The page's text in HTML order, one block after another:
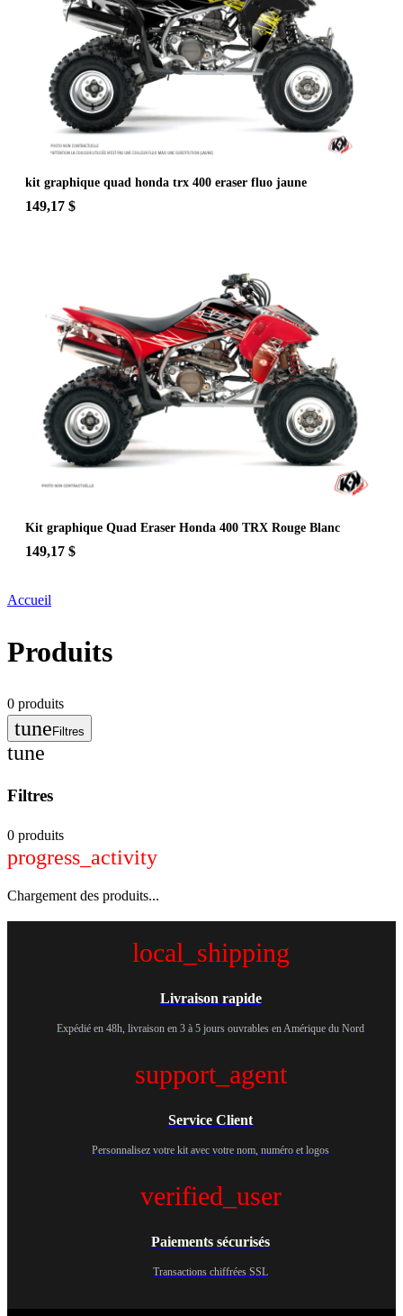
kit graphique quad honda trx 400 eraser fluo jaune
149,17 $
Kit graphique Quad Eraser Honda 400 TRX Rouge Blanc
149,17 $
Accueil
Produits
0 produits
tune Filtres
tune
Filtres
0 produits
progress_activity
Chargement des produits...
local_shipping
Livraison rapide
Expédié en 48h, livraison en 3 à 5 jours ouvrables en Amérique du Nord
support_agent
Service Client
Personnalisez votre kit avec votre nom, numéro et logos
verified_user
Paiements sécurisés
Transactions chiffrées SSL